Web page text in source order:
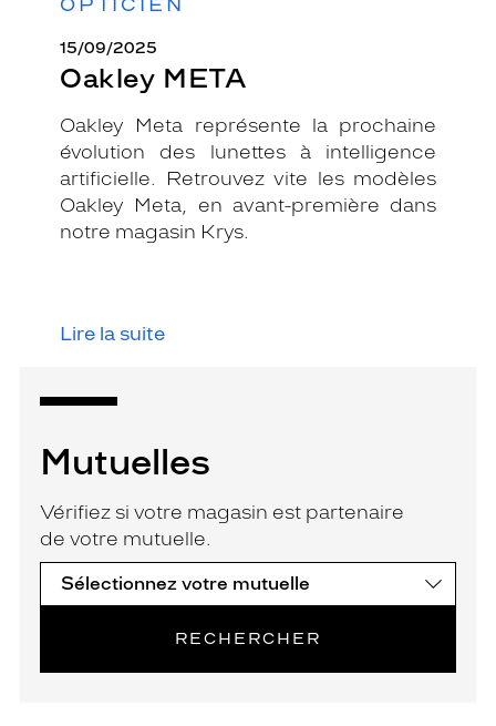
15/09/2025
Oakley META
Oakley Meta représente la prochaine
évolution des lunettes à intelligence
artificielle. Retrouvez vite les modèles
Oakley Meta, en avant-première dans
notre magasin Krys.
Lire la suite
Mutuelles
Vérifiez si votre magasin est partenaire
de votre mutuelle.
RECHERCHER